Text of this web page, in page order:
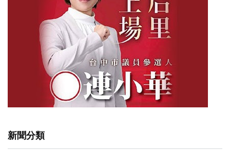
新聞分類